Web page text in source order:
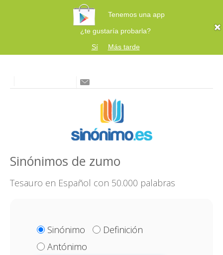
Tenemos una app
¿te gustaría probarla?
Sí
Más tarde
Sinónimos de zumo
Tesauro en Español con 50.000 palabras
Sinónimo
Definición
Antónimo